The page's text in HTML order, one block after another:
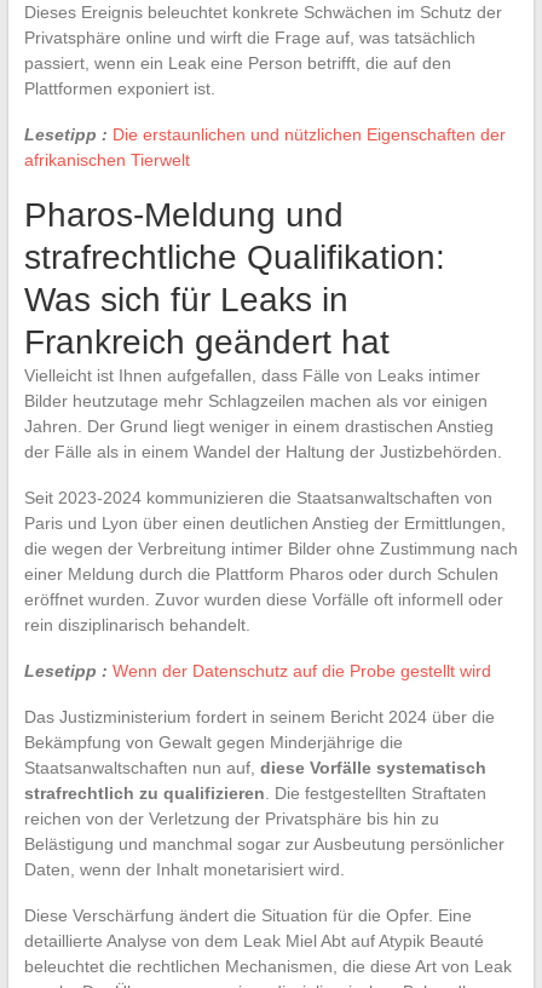
Dieses Ereignis beleuchtet konkrete Schwächen im Schutz der
Privatsphäre online und wirft die Frage auf, was tatsächlich
passiert, wenn ein Leak eine Person betrifft, die auf den
Plattformen exponiert ist.
Lesetipp : Die erstaunlichen und nützlichen Eigenschaften der
afrikanischen Tierwelt
Pharos-Meldung und
strafrechtliche Qualifikation:
Was sich für Leaks in
Frankreich geändert hat
Vielleicht ist Ihnen aufgefallen, dass Fälle von Leaks intimer
Bilder heutzutage mehr Schlagzeilen machen als vor einigen
Jahren. Der Grund liegt weniger in einem drastischen Anstieg
der Fälle als in einem Wandel der Haltung der Justizbehörden.
Seit 2023-2024 kommunizieren die Staatsanwaltschaften von
Paris und Lyon über einen deutlichen Anstieg der Ermittlungen,
die wegen der Verbreitung intimer Bilder ohne Zustimmung nach
einer Meldung durch die Plattform Pharos oder durch Schulen
eröffnet wurden. Zuvor wurden diese Vorfälle oft informell oder
rein disziplinarisch behandelt.
Lesetipp : Wenn der Datenschutz auf die Probe gestellt wird
Das Justizministerium fordert in seinem Bericht 2024 über die
Bekämpfung von Gewalt gegen Minderjährige die
Staatsanwaltschaften nun auf, diese Vorfälle systematisch
strafrechtlich zu qualifizieren . Die festgestellten Straftaten
reichen von der Verletzung der Privatsphäre bis hin zu
Belästigung und manchmal sogar zur Ausbeutung persönlicher
Daten, wenn der Inhalt monetarisiert wird.
Diese Verschärfung ändert die Situation für die Opfer. Eine
detaillierte Analyse von dem Leak Miel Abt auf Atypik Beauté
beleuchtet die rechtlichen Mechanismen, die diese Art von Leak